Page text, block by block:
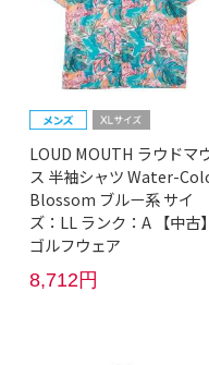
LOUD MOUTH ラウドマ
ス 半袖シャツ Water-
Blossom ブルー系 サイ
ズ：LL ランク：A 【中古】
ゴルフウェア
8,712円